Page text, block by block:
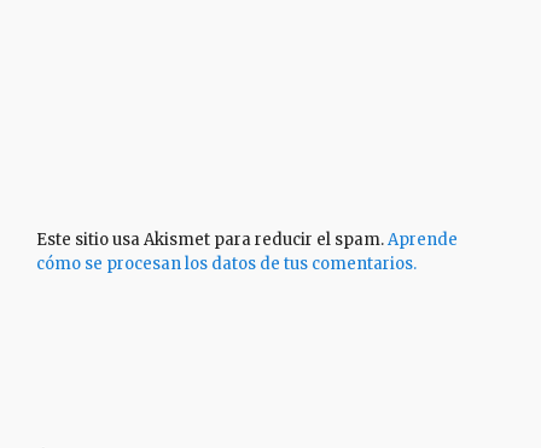
Este sitio usa Akismet para reducir el spam.Aprende
cómo se procesan los datos de tus comentarios.